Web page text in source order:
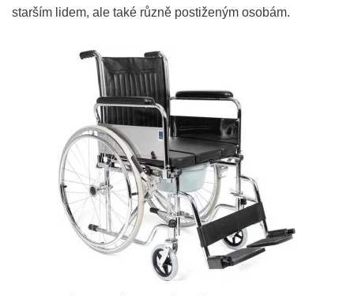
starším lidem, ale také různě postiženým osobám.